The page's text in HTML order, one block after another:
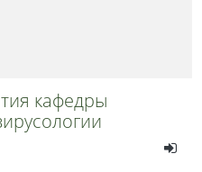
кафедры